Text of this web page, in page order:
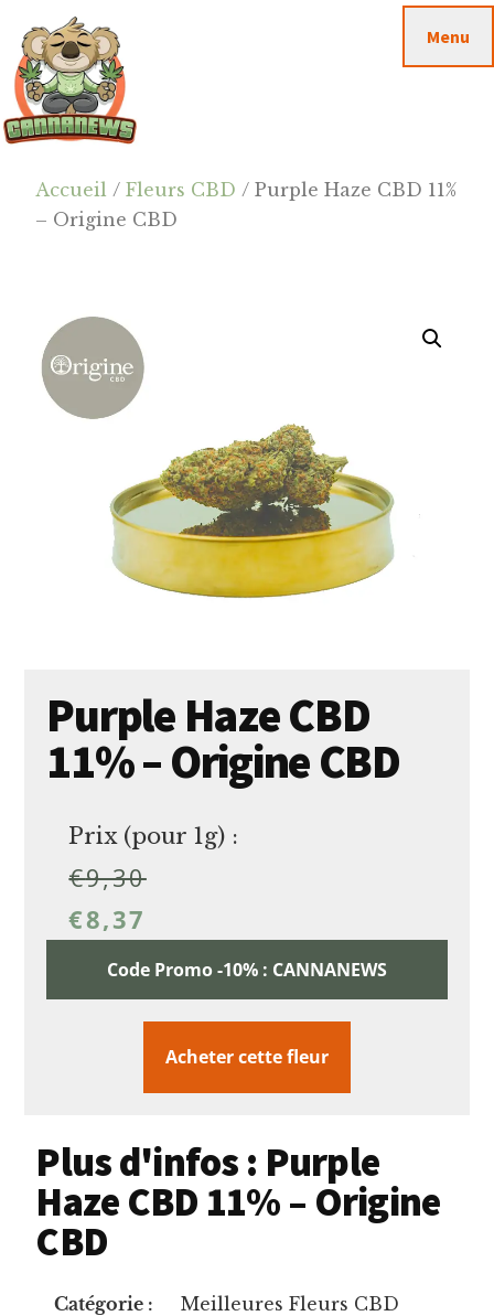
contenu
principal
barre
latérale
principale
footer
Cannanews.fr
Menu
Accueil /Fleurs CBD / Purple Haze CBD 11%
– Origine CBD
Purple Haze CBD
11% – Origine CBD
Prix (pour 1g) :
€9,30
€8,37
Code Promo -10% : CANNANEWS
Acheter cette fleur
Plus d'infos : Purple
Haze CBD 11% – Origine
CBD
Catégorie :
Meilleures Fleurs CBD